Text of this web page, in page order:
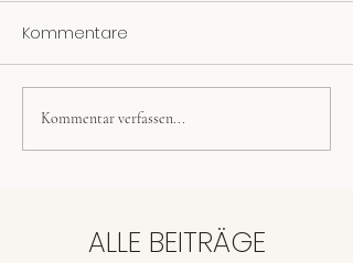
Johanniskraut-
Körperbutter
Kommentare
Kommentar verfassen...
ALLE BEITRÄGE